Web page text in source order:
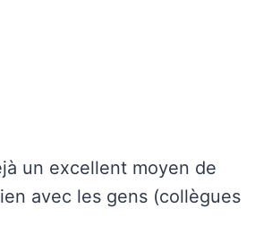
un excellent moyen de
avec les gens (collègues